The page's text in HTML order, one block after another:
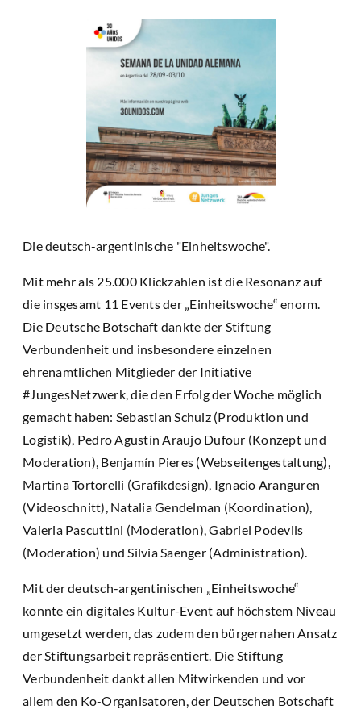
Die deutsch-argentinische "Einheitswoche".
Mit mehr als 25.000 Klickzahlen ist die Resonanz auf
die insgesamt 11 Events der „Einheitswoche“ enorm.
Die Deutsche Botschaft dankte der Stiftung
Verbundenheit und insbesondere einzelnen
ehrenamtlichen Mitglieder der Initiative
#JungesNetzwerk, die den Erfolg der Woche möglich
gemacht haben: Sebastian Schulz (Produktion und
Logistik), Pedro Agustín Araujo Dufour (Konzept und
Moderation), Benjamín Pieres (Webseitengestaltung),
Martina Tortorelli (Grafikdesign), Ignacio Aranguren
(Videoschnitt), Natalia Gendelman (Koordination),
Valeria Pascuttini (Moderation), Gabriel Podevils
(Moderation) und Silvia Saenger (Administration).
Mit der deutsch-argentinischen „Einheitswoche“
konnte ein digitales Kultur-Event auf höchstem Niveau
umgesetzt werden, das zudem den bürgernahen Ansatz
der Stiftungsarbeit repräsentiert. Die Stiftung
Verbundenheit dankt allen Mitwirkenden und vor
allem den Ko-Organisatoren, der Deutschen Botschaft